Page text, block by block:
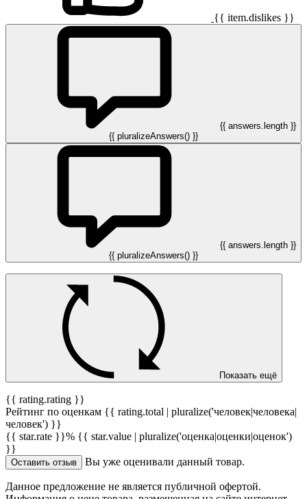
{{ item.dislikes }}
{{ answers.length }}
{{ pluralizeAnswers() }}
{{ answers.length }}
{{ pluralizeAnswers() }}
Показать ещё
{{ rating.rating }}
Рейтинг по оценкам {{ rating.total | pluralize('человек|человека|
человек') }}
{{ star.rate }}% {{ star.value | pluralize('оценка|оценки|оценок')
}}
Оставить отзыв Вы уже оценивали данный товар.
Данное предложение не является публичной офертой.